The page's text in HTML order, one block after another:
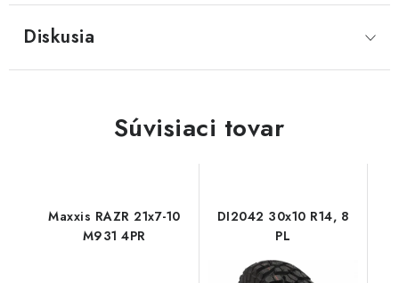
Diskusia
Súvisiaci tovar
Maxxis RAZR 21x7-10
M931 4PR
DI2042 30x10 R14, 8
PL